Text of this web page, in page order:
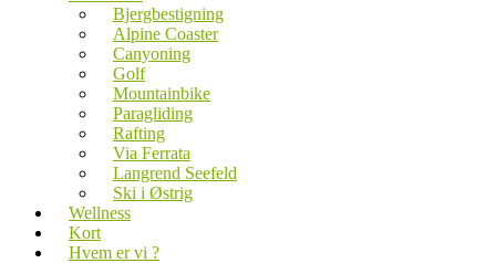
Bjergbestigning
Alpine Coaster
Canyoning
Golf
Mountainbike
Paragliding
Rafting
Via Ferrata
Langrend Seefeld
Ski i Østrig
Wellness
Kort
Hvem er vi ?